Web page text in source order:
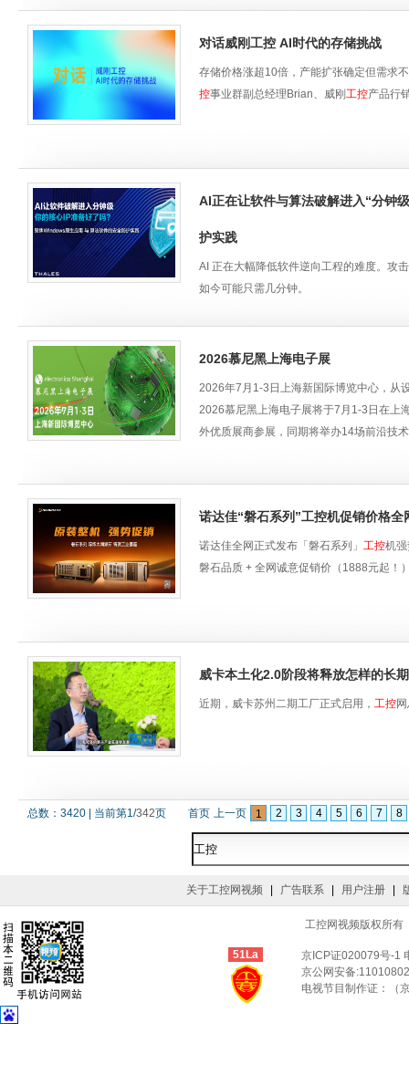
对话威刚工控 AI时代的存储挑战
存储价格涨超10倍，产能扩张确定但需求
控事业群副总经理Brian、威刚 工控产品行
AI正在让软件与算法破解进入“分
护实践
AI 正在大幅降低软件逆向工程的难度。攻
如今可能只需几分钟。
在本次技术分享中，泰雷兹圣天诺软件授
•如何防止漏洞被Al快速扫描与利用
通过系统性的防护策略，企业可以显著增
•以软件、算法或AI模型为核心竞争力的企业
•软件研发与产品负责人（关注IP保护与授
李翔-高级解决方案顾问，泰雷兹圣天诺软
一体化平台。凭借多年技术积累，圣天诺
效率和收益空间。依托成熟的产品体系与
现市场目标。作为泰雷兹核心品牌，圣天
2026慕尼黑上海电子展
2026年7月1-3日上海新国际博览中心，从
2026慕尼黑上海电子展将于7月1-3日在上
外优质展商参展，同期将举办14场前沿技
诺达佳“磐石系列”工控机促销价格全
诺达佳全网正式发布「磐石系列」 工控机
磐石品质 + 全网诚意促销价（1888元起！
威卡本土化2.0阶段将释放怎样的长
近期，威卡苏州二期工厂正式启用， 工控
总数： 3420 当前第1/342页 首页 上一页 1 2 3 4 5 6 7 8
关于工控网视频 广告联系 用户注册
工控网视频版权所
51La 京ICP证020079号-1
京公网安备
电视节目制作证：（